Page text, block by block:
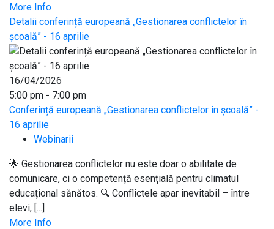
More Info
Detalii conferință europeană „Gestionarea conflictelor în
școală” - 16 aprilie
16/04/2026
5:00 pm - 7:00 pm
Conferință europeană „Gestionarea conflictelor în școală” -
16 aprilie
Webinarii
🌟 Gestionarea conflictelor nu este doar o abilitate de
comunicare, ci o competență esențială pentru climatul
educațional sănătos. 🔍 Conflictele apar inevitabil – între
elevi, [...]
More Info